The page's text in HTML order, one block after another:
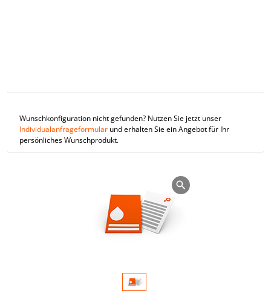
Wunschkonfiguration nicht gefunden? Nutzen Sie jetzt unser
Individualanfrageformular und erhalten Sie ein Angebot für Ihr
persönliches Wunschprodukt.